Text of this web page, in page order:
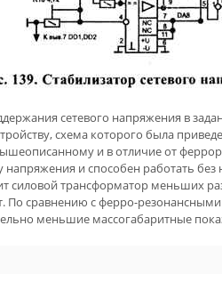
сетевого напряжения в
схема которого была
и в отличие от
и способен работать без
силовой трансформатор меньших
По сравнению с ферро-
меньшие массогабаритные